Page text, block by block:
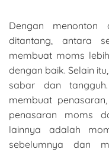
Dengan
ditantang, antara
membuat moms
dengan baik. Selain
sabar dan
membuat
penasaran moms
lainnya adalah
sebelumnya dan